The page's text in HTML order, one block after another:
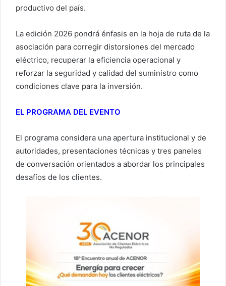
productivo del país.
La edición 2026 pondrá énfasis en la hoja de ruta de la
asociación para corregir distorsiones del mercado
eléctrico, recuperar la eficiencia operacional y
reforzar la seguridad y calidad del suministro como
condiciones clave para la inversión.
EL PROGRAMA DEL EVENTO
El programa considera una apertura institucional y de
autoridades, presentaciones técnicas y tres paneles
de conversación orientados a abordar los principales
desafíos de los clientes.